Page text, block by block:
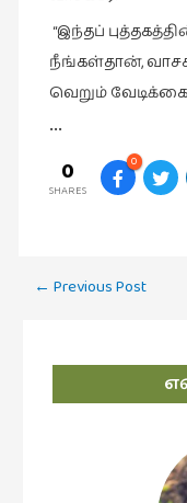
“இந்தப்
நீங்கள்தான்,
வெறும்
•••
0
SHARES
0
Post
← Previous Post